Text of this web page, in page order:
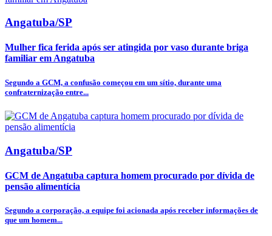
Angatuba/SP
Mulher fica ferida após ser atingida por vaso durante briga
familiar em Angatuba
Segundo a GCM, a confusão começou em um sítio, durante uma
confraternização entre...
Angatuba/SP
GCM de Angatuba captura homem procurado por dívida de
pensão alimentícia
Segundo a corporação, a equipe foi acionada após receber informações de
que um homem...